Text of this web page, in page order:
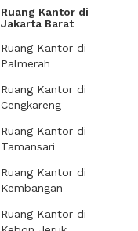
Ruang Kantor di
Jakarta Barat
Ruang Kantor di
Palmerah
Ruang Kantor di
Cengkareng
Ruang Kantor di
Tamansari
Ruang Kantor di
Kembangan
Ruang Kantor di